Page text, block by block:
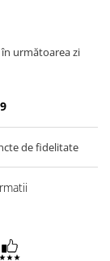
următoarea zi
de fidelitate